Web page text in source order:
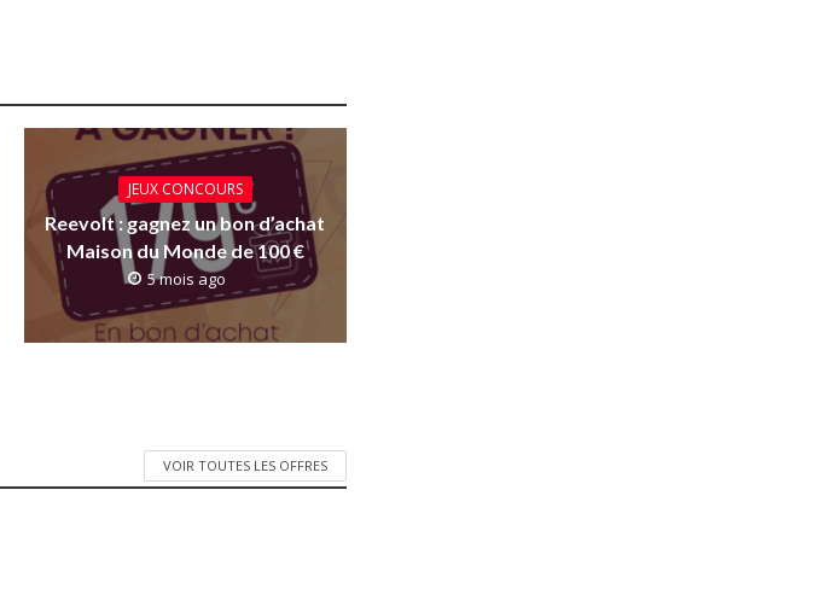
JEUX CONCOURS
Reevolt : gagnez un bon d’achat
Maison du Monde de 100 €
5 mois ago
VOIR TOUTES LES OFFRES